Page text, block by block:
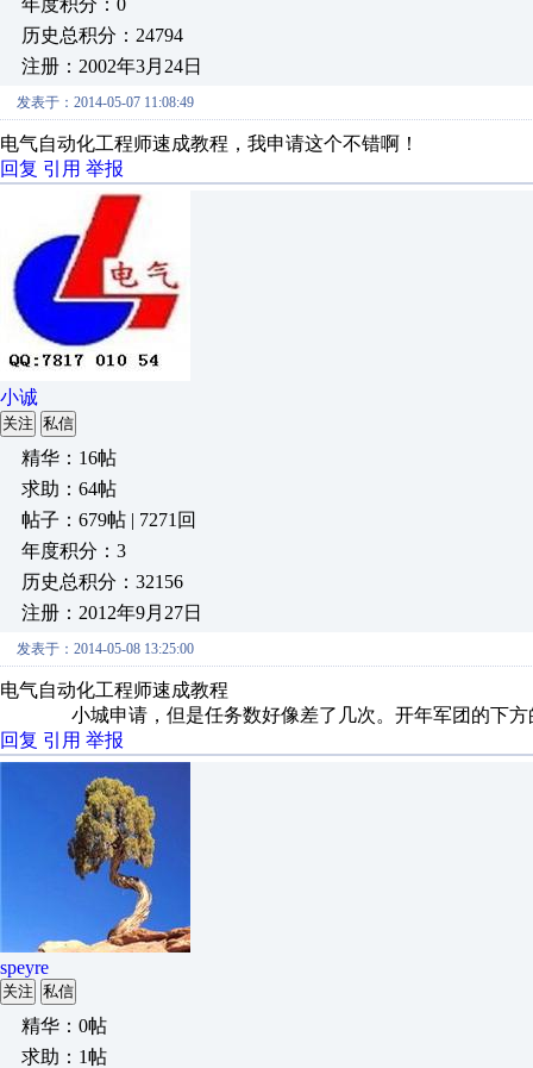
年度积分：0
历史总积分：24794
注册：2002年3月24日
发表于：2014-05-07 11:08:49
电气自动化工程师速成教程，我申请这个不错啊！
回复 引用 举报
小诚
关注 私信
精华：16帖
求助：64帖
帖子：679帖 | 7271回
年度积分：3
历史总积分：32156
注册：2012年9月27日
发表于：2014-05-08 13:25:00
电气自动化工程师速成教程
小城申请，但是任务数好像差了几次。开年军团的下方的
回复 引用 举报
speyre
关注 私信
精华：0帖
求助：1帖